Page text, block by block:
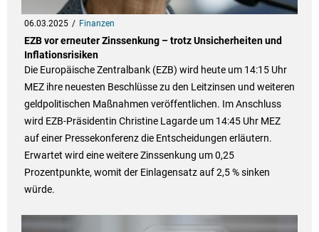
06.03.2025 Finanzen
EZB vor erneuter Zinssenkung – trotz Unsicherheiten und
Inflationsrisiken
Die Europäische Zentralbank (EZB) wird heute um 14:15 Uhr
MEZ ihre neuesten Beschlüsse zu den Leitzinsen und weiteren
geldpolitischen Maßnahmen veröffentlichen. Im Anschluss
wird EZB-Präsidentin Christine Lagarde um 14:45 Uhr MEZ
auf einer Pressekonferenz die Entscheidungen erläutern.
Erwartet wird eine weitere Zinssenkung um 0,25
Prozentpunkte, womit der Einlagensatz auf 2,5 % sinken
würde.